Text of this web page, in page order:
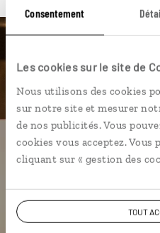
Consentement
Les cookies sur le site de
Nous utilisons des cookies
sur notre site et mesurer
de nos publicités. Vous
cookies vous acceptez.
cliquant sur « gestion des
TOUT
Luciole,
l'appli qui vous
Botswana
L’itinéraire vers
clic
Gaborone et
Les plus beaux